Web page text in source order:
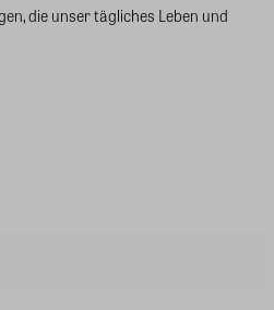
die unser tägliches Leben und